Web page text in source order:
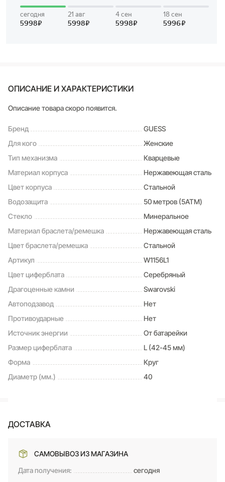
ОПИСАНИЕ И ХАРАКТЕРИСТИКИ
Описание товара скоро появится.
Бренд
GUESS
Для кого
Женские
Тип механизма
Кварцевые
Материал корпуса
Нержавеющая сталь
Цвет корпуса
Стальной
Водозащита
50 метров (5ATM)
Стекло
Минеральное
Материал браслета/ремешка
Нержавеющая сталь
Цвет браслета/ремешка
Стальной
Артикул
W1156L1
Цвет циферблата
Серебряный
Драгоценные камни
Swarovski
Автоподзавод
Нет
Противоударные
Нет
Источник энергии
От батарейки
Размер циферблата
L (42-45 мм)
Форма
Круг
Диаметр (мм.)
40
ДОСТАВКА
САМОВЫВОЗ ИЗ МАГАЗИНА
Дата получения:
сегодня